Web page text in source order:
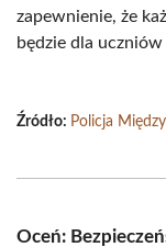
zapewnienie, że
będzie dla uczniów
Źródło: Policja
Oceń: